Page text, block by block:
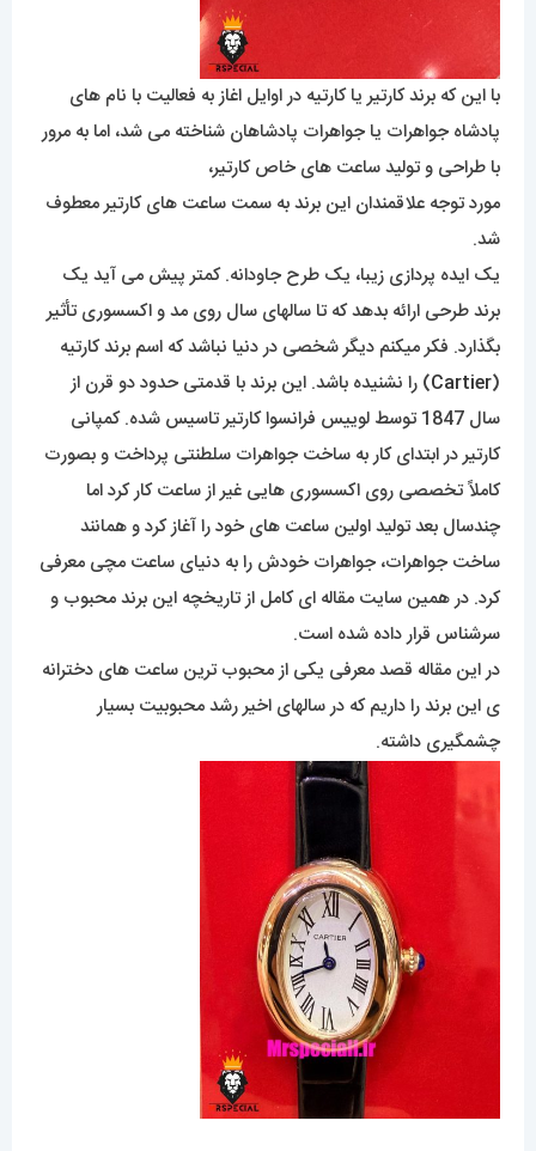
با این که برند کارتیر یا کارتیه در اوایل اغاز به فعالیت با نام های
پادشاه جواهرات یا جواهرات پادشاهان شناخته می شد، اما به مرور
با طراحی و تولید ساعت های خاص کارتیر،
مورد توجه علاقمندان این برند به سمت ساعت های کارتیر معطوف
شد.
یک ایده پردازی زیبا، یک طرح جاودانه. کمتر پیش می آید یک
برند طرحی ارائه بدهد که تا سالهای سال روی مد و اکسسوری تأثیر
بگذارد. فکر میکنم دیگر شخصی در دنیا نباشد که اسم برند کارتیه
(
Cartier) را نشنیده باشد. این برند با قدمتی حدود دو قرن از
سال 1847 توسط لوییس فرانسوا کارتیر تاسیس شده. کمپانی
کارتیر در ابتدای کار به ساخت جواهرات سلطنتی پرداخت و بصورت
کاملاً تخصصی روی اکسسوری هایی غیر از ساعت کار کرد اما
چندسال بعد تولید اولین ساعت های خود را آغاز کرد و همانند
ساخت جواهرات، جواهرات خودش را به دنیای ساعت مچی معرفی
کرد. در همین سایت مقاله ای کامل از تاریخچه این برند محبوب و
سرشناس قرار داده شده است.
در این مقاله قصد معرفی یکی از محبوب ترین ساعت های دخترانه
ی این برند را داریم که در سالهای اخیر رشد محبوبیت بسیار
چشمگیری داشته.